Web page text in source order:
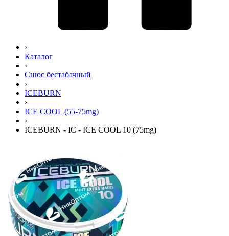
›
Каталог
›
Снюс бестабачный
›
ICEBURN
›
ICE COOL (55-75mg)
›
ICEBURN - IC - ICE COOL 10 (75mg)